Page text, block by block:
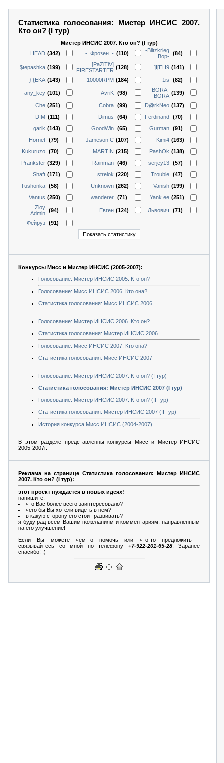
Статистика голосования: Мистер ИНСИС 2007.
Кто он? (I тур)
Мистер ИНСИС 2007. Кто он? (I тур)
.HEAD (342) -=Фрозен=- (110)
-Blitzkrieg
Bop- (84)
$tepashka (199)
[PaZiTiV]
FIRESTARTER (128) ]I[EH9 (141)
}!{EKA (143) 10000RPM (184) 1is (82)
any_key (101) AvriK (98)
BORA-
BORA (139)
Che (251) Cobra (99) D@rkNeo (137)
DIM (111) Dimus (64) Ferdinand (70)
garik (143) GoodWin (65) Gurman (91)
Hornet (79) Jameson C (107) Kimi4 (163)
Kukuruzo (70) MARTIN (215) PashOk (138)
Prankster (329) Rainman (46) serjey13 (57)
Shaft (171) strelok (220) Trouble (47)
Tushonka (58) Unknown (262) Vanish (199)
Vantus (250) wanderer (71) Yank.ee (251)
Zloy
Admin (94) Евген (124) Львович (71)
Фейруз (91)
Конкурсы Мисс и Мистер ИНСИС (2005-2007):
Голосование: Мистер ИНСИС 2005. Кто он?
Голосование: Мисс ИНСИС 2006. Кто она?
Статистика голосования: Мисс ИНСИС 2006
Голосование: Мистер ИНСИС 2006. Кто он?
Статистика голосования: Мистер ИНСИС 2006
Голосование: Мисс ИНСИС 2007. Кто она?
Статистика голосования: Мисс ИНСИС 2007
Голосование: Мистер ИНСИС 2007. Кто он? (I тур)
Статистика голосования: Мистер ИНСИС 2007 (I тур)
Голосование: Мистер ИНСИС 2007. Кто он? (II тур)
Статистика голосования: Мистер ИНСИС 2007 (II тур)
История конкурса Мисс ИНСИС (2004-2007)
В этом разделе представленны конкурсы Мисс и Мистер ИНСИС
2005-2007г.
Реклама на странице Статистика голосования: Мистер ИНСИС
2007. Кто он? (I тур):
этот проект нуждается в новых идеях!
напишите:
что Вас более всего заинтересовало?
чего бы Вы хотели видеть в нем?
в какую сторону его стоит развивать?
я буду рад всем Вашим пожеланиям и комментариям, направленным
на его улучшение!
Если Вы можете чем-то помочь или что-то предложить -
связывайтесь со мной по телефону +7-922-201-65-28. Заранее
спасибо! :)